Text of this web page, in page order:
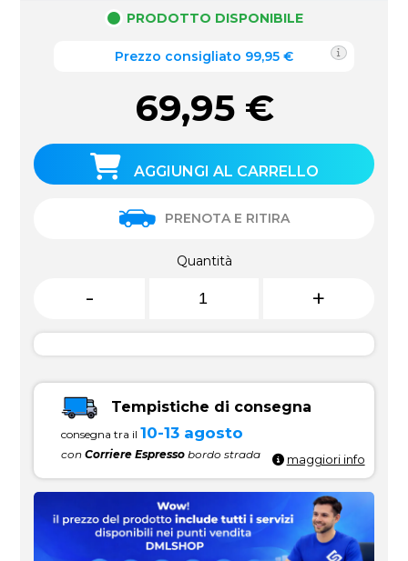
PRODOTTO DISPONIBILE
Prezzo consigliato 99,95 €
69,95 €
AGGIUNGI AL CARRELLO
PRENOTA E RITIRA
Quantità
- +
Tempistiche di consegna
consegna tra il 10-13 agosto
conCorriere Espresso bordo strada maggiori info